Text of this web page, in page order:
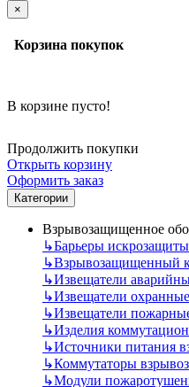
×
Корзина покупок
В корзине пусто!
Продолжить покупки
Открыть корзину
Оформить заказ
Категории
Взрывозащищенное
↳Барьеры искрозащиты
↳Взрывозащищенный
↳Извещатели
↳Извещатели
↳Извещатели
↳Изделия
↳Источники питания
↳Коммутаторы
↳Модули